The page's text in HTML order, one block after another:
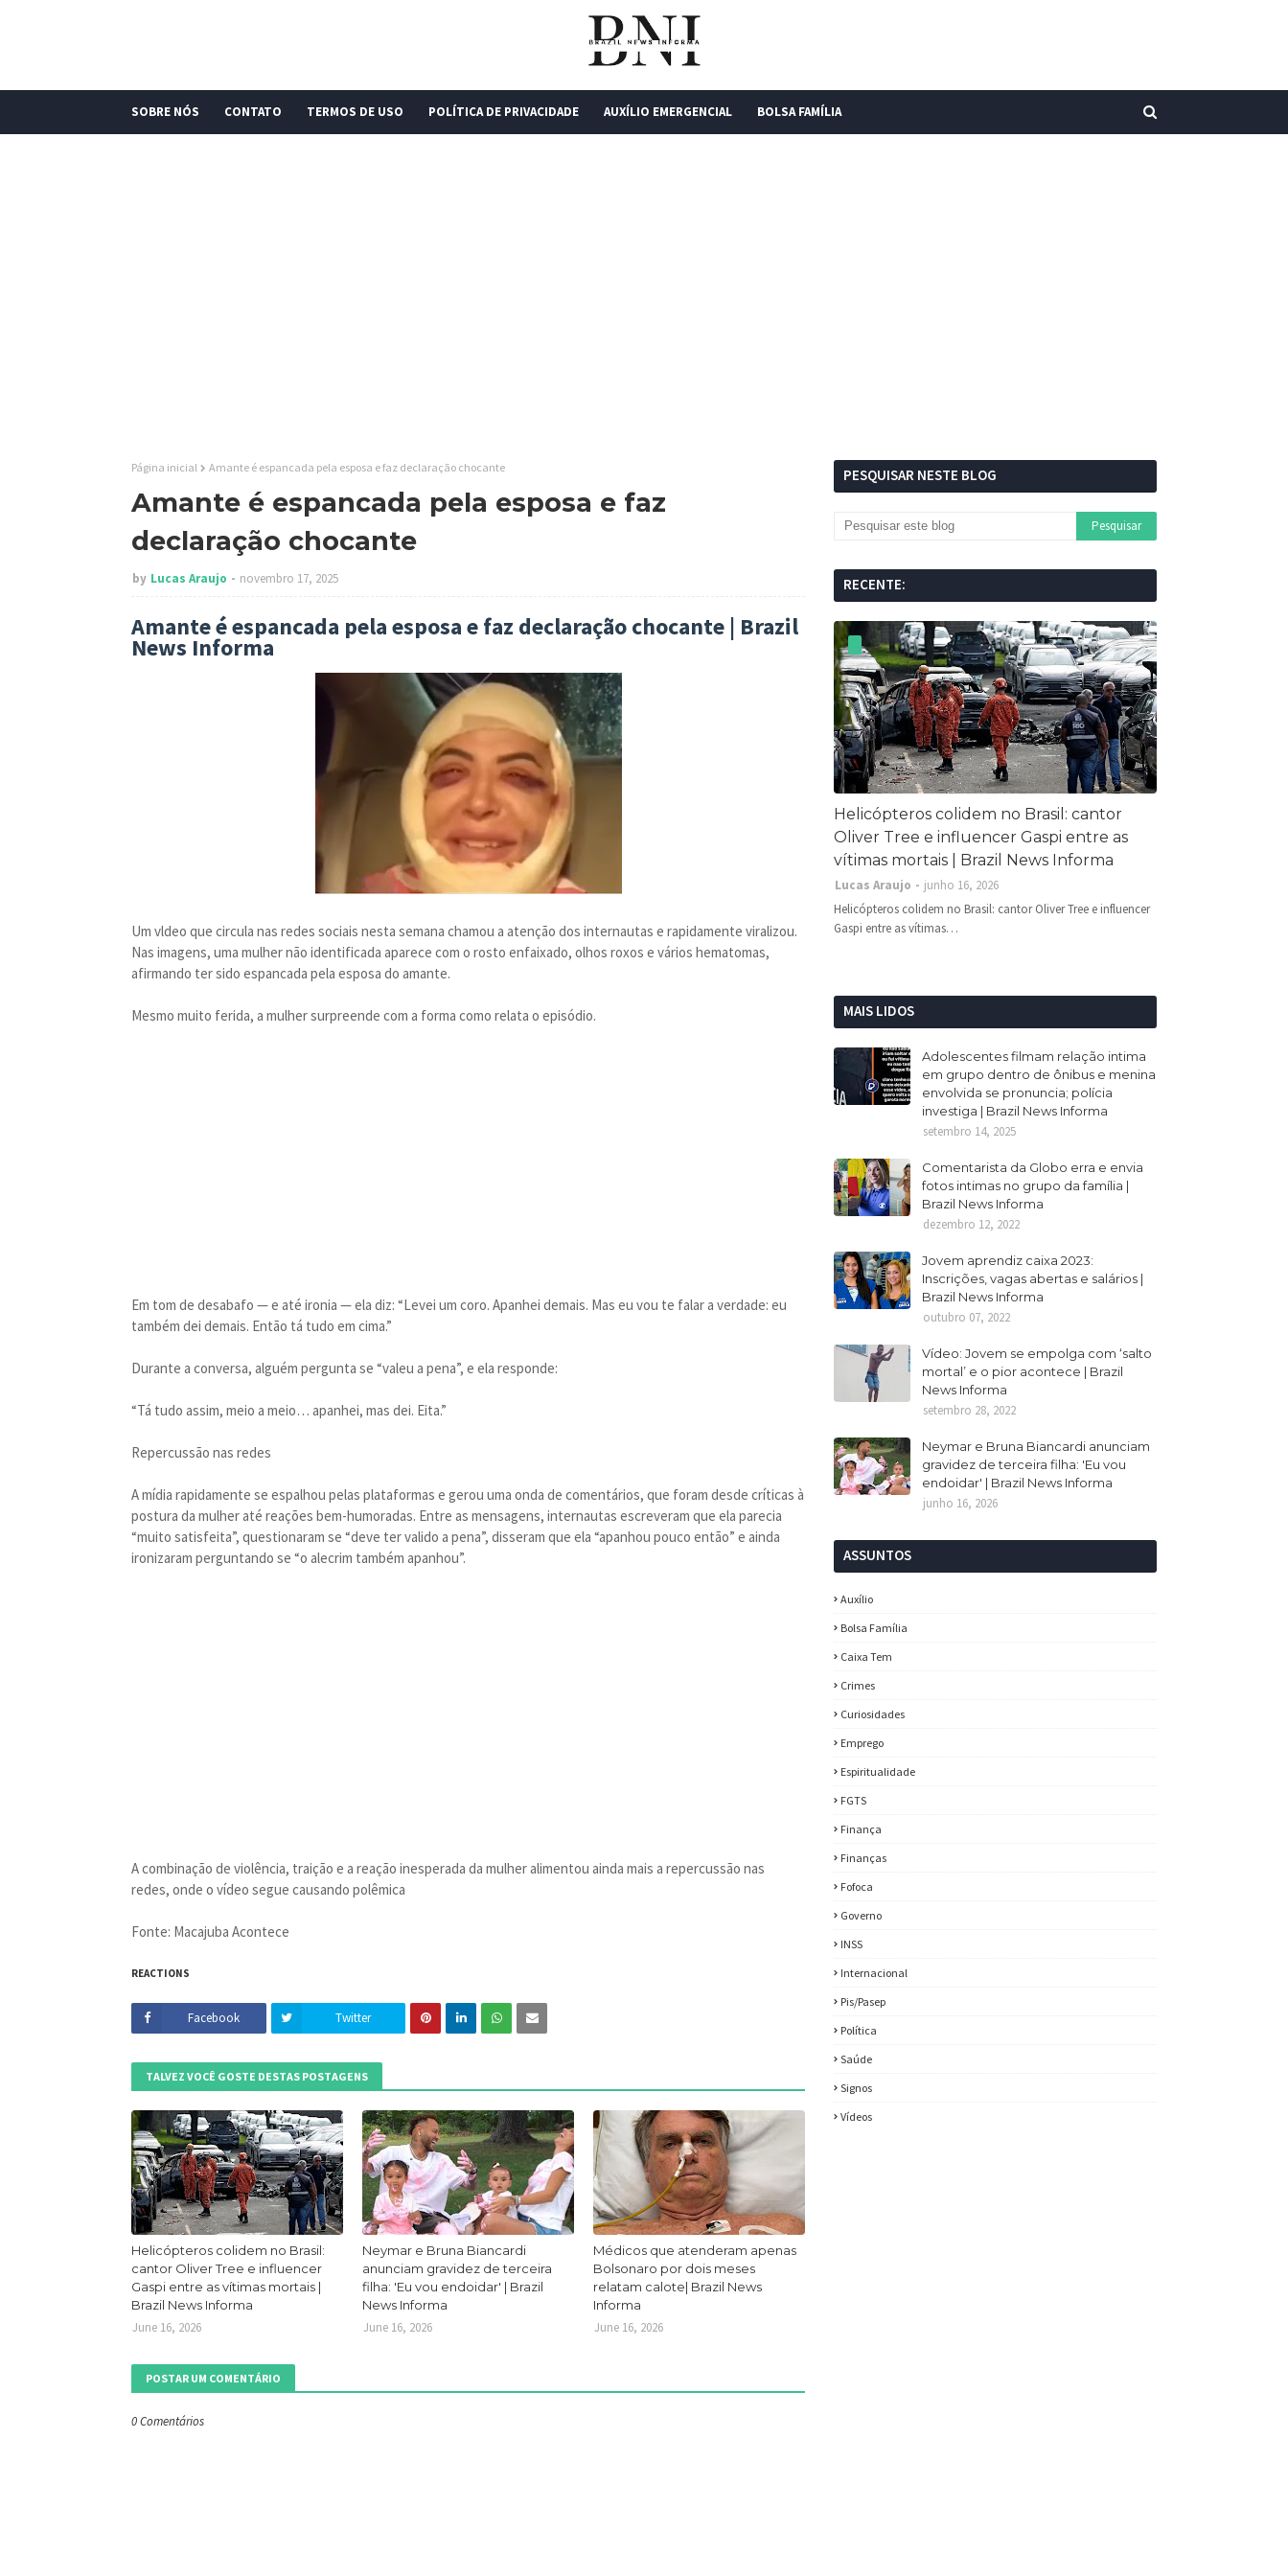
SOBRE NÓS CONTATO TERMOS DE USO POLÍTICA DE PRIVACIDADE AUXÍLIO EMERGENCIAL BOLSA FAMÍLIA
Página inicial Amante é espancada pela esposa e faz declaração chocante
Amante é espancada pela esposa e faz
declaração chocante
by Lucas Araujo novembro 17, 2025
Amante é espancada pela esposa e faz declaração chocante | Brazil
News Informa
Um vldeo que circula nas redes sociais nesta semana chamou a atenção dos internautas e rapidamente viralizou.
Nas imagens, uma mulher não identificada aparece com o rosto enfaixado, olhos roxos e vários hematomas,
afirmando ter sido espancada pela esposa do amante.
Mesmo muito ferida, a mulher surpreende com a forma como relata o episódio.
Em tom de desabafo — e até ironia — ela diz: “Levei um coro. Apanhei demais. Mas eu vou te falar a verdade: eu
também dei demais. Então tá tudo em cima.”
Durante a conversa, alguém pergunta se “valeu a pena”, e ela responde:
“Tá tudo assim, meio a meio… apanhei, mas dei. Eita.”
Repercussão nas redes
A mídia rapidamente se espalhou pelas plataformas e gerou uma onda de comentários, que foram desde críticas à
postura da mulher até reações bem-humoradas. Entre as mensagens, internautas escreveram que ela parecia
“muito satisfeita”, questionaram se “deve ter valido a pena”, disseram que ela “apanhou pouco então” e ainda
ironizaram perguntando se “o alecrim também apanhou”.
A combinação de violência, traição e a reação inesperada da mulher alimentou ainda mais a repercussão nas
redes, onde o vídeo segue causando polêmica
Fonte: Macajuba Acontece
REACTIONS
Facebook Twitter
TALVEZ VOCÊ GOSTE DESTAS POSTAGENS
Helicópteros colidem no Brasil:
cantor Oliver Tree e influencer
Gaspi entre as vítimas mortais |
Brazil News Informa
June 16, 2026
Neymar e Bruna Biancardi
anunciam gravidez de terceira
filha: 'Eu vou endoidar' | Brazil
News Informa
June 16, 2026
Médicos que atenderam apenas
Bolsonaro por dois meses
relatam calote| Brazil News
Informa
June 16, 2026
POSTAR UM COMENTÁRIO
0 Comentários
PESQUISAR NESTE BLOG
RECENTE:
Helicópteros colidem no Brasil: cantor
Oliver Tree e influencer Gaspi entre as
vítimas mortais | Brazil News Informa
Lucas Araujo
junho 16, 2026
Helicópteros colidem no Brasil: cantor Oliver Tree e influencer
Gaspi entre as vítimas…
MAIS LIDOS
Adolescentes filmam relação intima
em grupo dentro de ônibus e menina
envolvida se pronuncia; polícia
investiga | Brazil News Informa
setembro 14, 2025
Comentarista da Globo erra e envia
fotos intimas no grupo da família |
Brazil News Informa
dezembro 12, 2022
Jovem aprendiz caixa 2023:
Inscrições, vagas abertas e salários |
Brazil News Informa
outubro 07, 2022
Vídeo: Jovem se empolga com ‘salto
mortal’ e o pior acontece | Brazil
News Informa
setembro 28, 2022
Neymar e Bruna Biancardi anunciam
gravidez de terceira filha: 'Eu vou
endoidar' | Brazil News Informa
junho 16, 2026
ASSUNTOS
Auxílio
Bolsa Família
Caixa Tem
Crimes
Curiosidades
Emprego
Espiritualidade
FGTS
Finança
Finanças
Fofoca
Governo
INSS
Internacional
Pis/Pasep
Política
Saúde
Signos
Vídeos